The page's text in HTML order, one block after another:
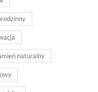
naturalny